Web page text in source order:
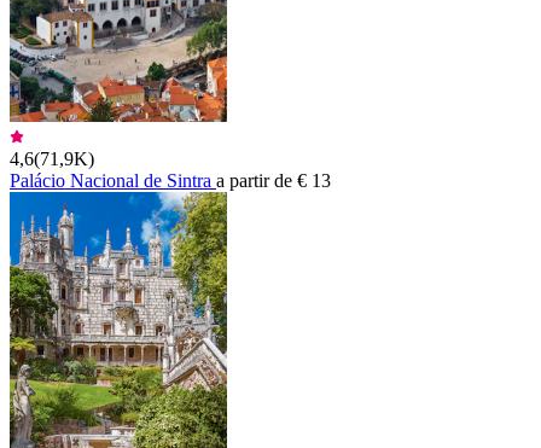
4,6(71,9K)
Palácio Nacional de Sintra a partir de € 13